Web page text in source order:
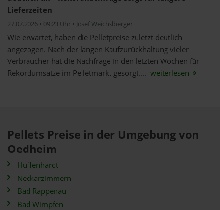
Lieferzeiten
27.07.2026 • 09:23 Uhr • Josef Weichslberger
Wie erwartet, haben die Pelletpreise zuletzt deutlich
angezogen. Nach der langen Kaufzurückhaltung vieler
Verbraucher hat die Nachfrage in den letzten Wochen für
Rekordumsätze im Pelletmarkt gesorgt.... weiterlesen
Pellets Preise in der Umgebung von
Oedheim
Hüffenhardt
Neckarzimmern
Bad Rappenau
Bad Wimpfen